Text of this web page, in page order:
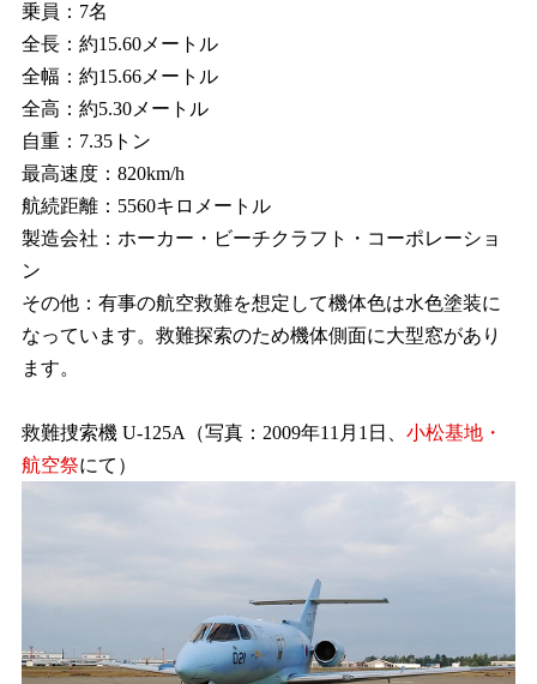
乗員：7名
全長：約15.60メートル
全幅：約15.66メートル
全高：約5.30メートル
自重：7.35トン
最高速度：820km/h
航続距離：5560キロメートル
製造会社：ホーカー・ビーチクラフト・コーポレーショ
ン
その他：有事の航空救難を想定して機体色は水色塗装に
なっています。救難探索のため機体側面に大型窓があり
ます。
救難捜索機 U-125A（写真：2009年11月1日、 小松基地・
航空祭にて）